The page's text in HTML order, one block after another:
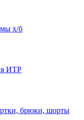
х/б
ИТР
брюки, шорты